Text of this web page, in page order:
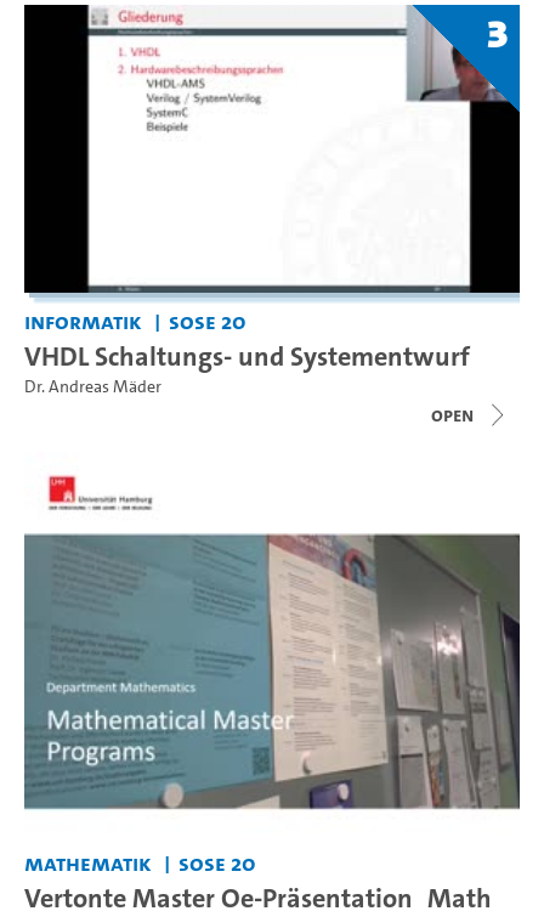
3
Informatik SoSe 20
VHDL Schaltungs- und Systementwurf
Dr. Andreas Mäder
open
Mathematik SoSe 20
Vertonte Master Oe-Präsentation_Math